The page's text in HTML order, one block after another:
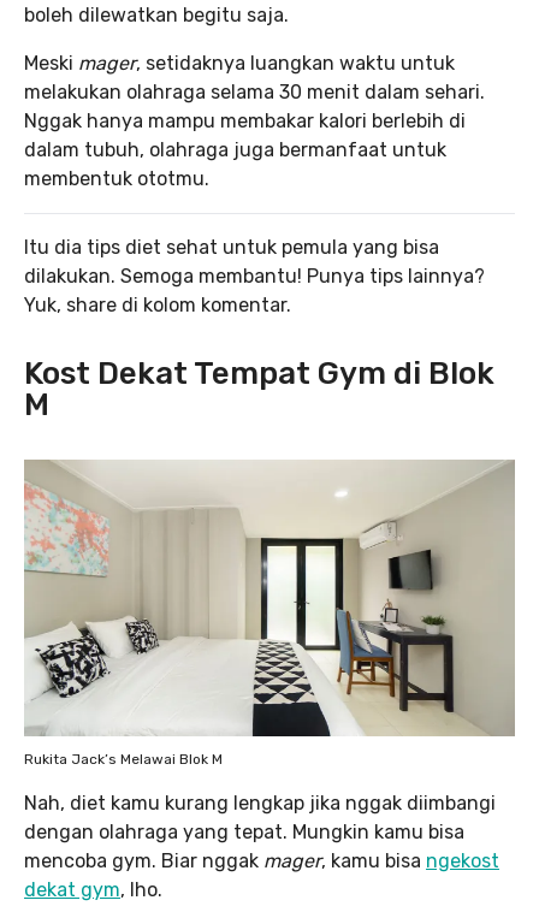
boleh dilewatkan begitu saja.
Meski mager, setidaknya luangkan waktu untuk
melakukan olahraga selama 30 menit dalam sehari.
Nggak hanya mampu membakar kalori berlebih di
dalam tubuh, olahraga juga bermanfaat untuk
membentuk ototmu.
Itu dia tips diet sehat untuk pemula yang bisa
dilakukan. Semoga membantu! Punya tips lainnya?
Yuk, share di kolom komentar.
Kost Dekat Tempat Gym di Blok
M
Rukita Jack’s Melawai Blok M
Nah, diet kamu kurang lengkap jika nggak diimbangi
dengan olahraga yang tepat. Mungkin kamu bisa
mencoba gym. Biar nggak mager, kamu bisa ngekost
dekat gym, lho.